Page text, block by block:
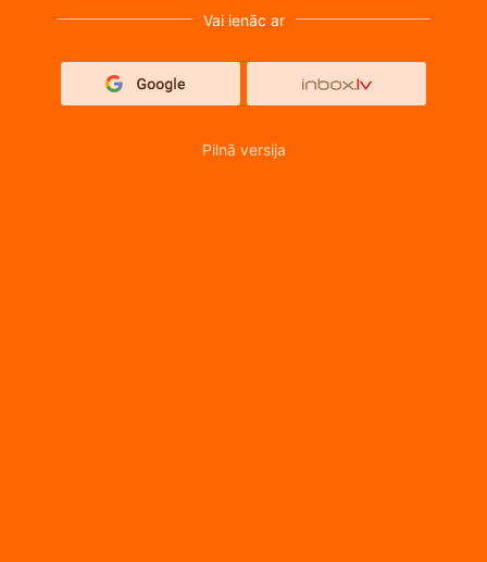
Vai ienāc ar
Pilnā versija